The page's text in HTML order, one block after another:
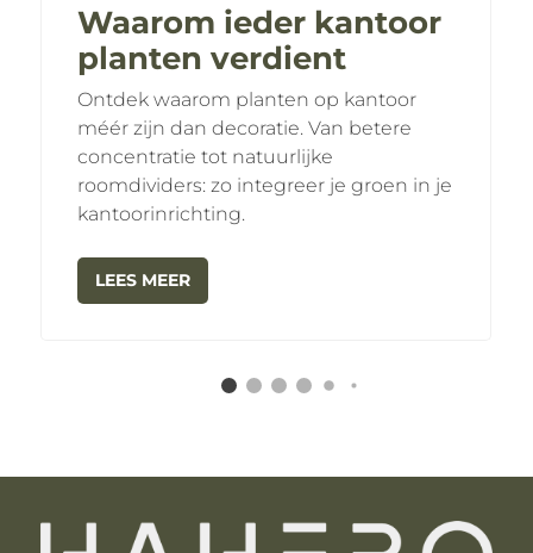
Waarom ieder kantoor
planten verdient
Ontdek waarom planten op kantoor
méér zijn dan decoratie. Van betere
concentratie tot natuurlijke
roomdividers: zo integreer je groen in je
kantoorinrichting.
LEES MEER